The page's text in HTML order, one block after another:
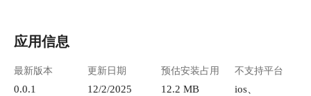
应用信息
最新版本
0.0.1
更新日期
12/2/2025
预估安装占用
12.2 MB
不支持平台
ios、